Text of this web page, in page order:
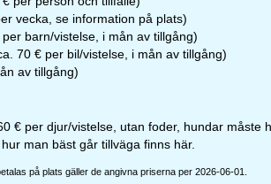
vecka, se information på plats)
barn/vistelse, i mån av tillgång)
70 € per bil/vistelse, i mån av tillgång)
av tillgång)
€ per djur/vistelse, utan foder, hundar
man bäst går tillväga finns här.
på plats gäller de angivna priserna per 2026-06-01.